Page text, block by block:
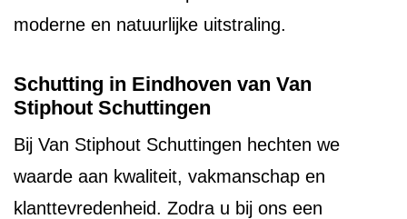
moderne en natuurlijke uitstraling.
Schutting in Eindhoven van Van
Stiphout Schuttingen
Bij Van Stiphout Schuttingen hechten we
waarde aan kwaliteit, vakmanschap en
klanttevredenheid. Zodra u bij ons een